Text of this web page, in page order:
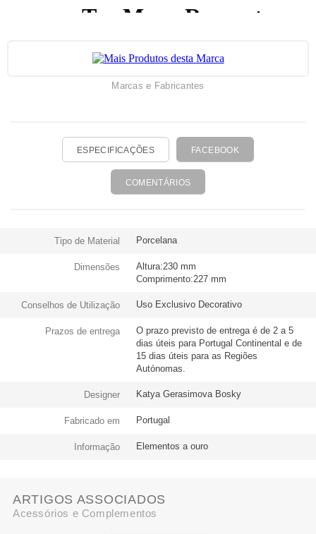
Marcas e Fabricantes
ESPECIFICAÇÕES FACEBOOK
COMENTÁRIOS
Tipo de Material Porcelana
Dimensões
Altura:230 mm
Comprimento:227 mm
Conselhos de Utilização Uso Exclusivo Decorativo
Prazos de entrega
O prazo previsto de entrega é de 2 a 5
dias úteis para Portugal Continental e de
15 dias úteis para as Regiões
Autónomas.
Designer Katya Gerasimova Bosky
Fabricado em Portugal
Informação Elementos a ouro
ARTIGOS ASSOCIADOS
Acessórios e Complementos